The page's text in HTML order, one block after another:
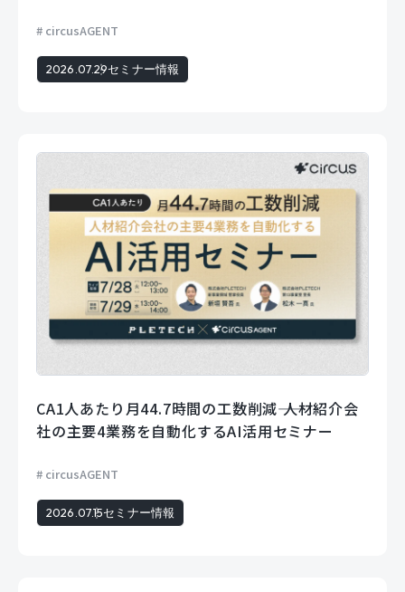
circusAGENT
2026.07.29セミナー情報
CA1人あたり月44.7時間の工数削減―― 人材紹介会
社の主要4業務を自動化するAI活用セミナー
circusAGENT
2026.07.15セミナー情報